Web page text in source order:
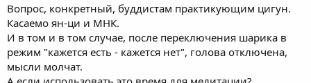
Вопрос, конкретный, буддистам практикующим цигун.
Касаемо ян-ци и МНК.
И в том и в том случае, после переключения шарика в
режим "кажется есть - кажется нет", голова отключена,
мысли молчат.